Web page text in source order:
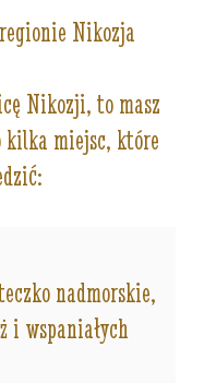
Nikozja
Nikozji, to masz
kilka miejsc, które
nadmorskie,
i wspaniałych